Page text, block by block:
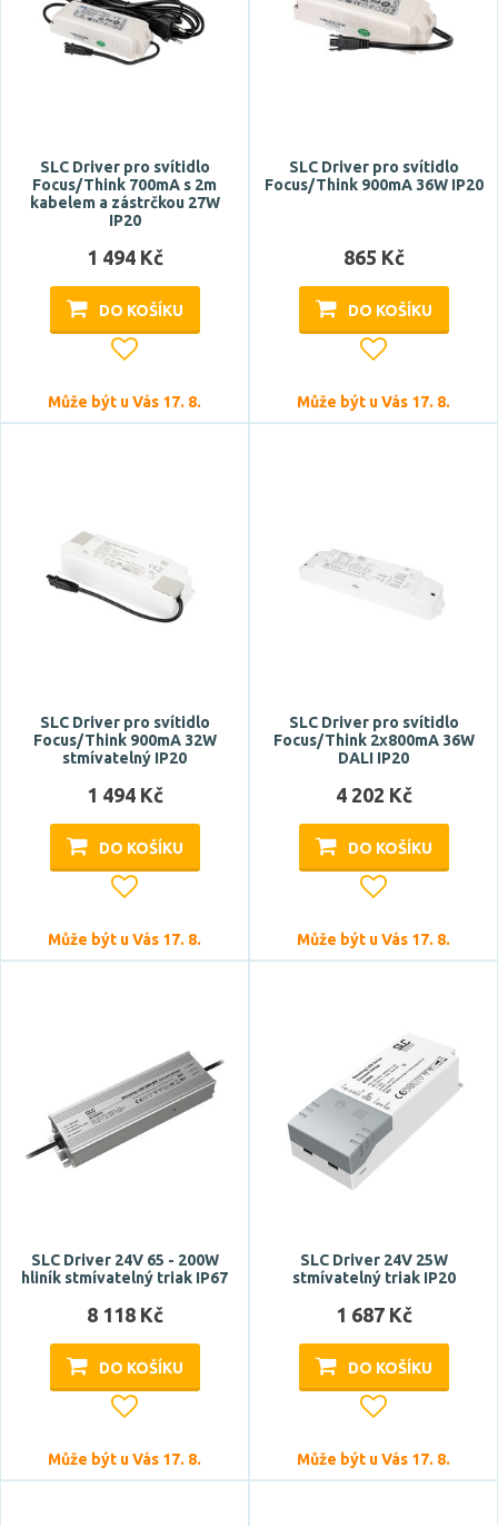
SLC Driver pro svítidlo
Focus/Think 700mA s 2m
kabelem a zástrčkou 27W
IP20
1 494 Kč
DO KOŠÍKU
Může být u Vás 17. 8.
SLC Driver pro svítidlo
Focus/Think 900mA 36W IP20
865 Kč
DO KOŠÍKU
Může být u Vás 17. 8.
SLC Driver pro svítidlo
Focus/Think 900mA 32W
stmívatelný IP20
1 494 Kč
DO KOŠÍKU
Může být u Vás 17. 8.
SLC Driver pro svítidlo
Focus/Think 2x800mA 36W
DALI IP20
4 202 Kč
DO KOŠÍKU
Může být u Vás 17. 8.
SLC Driver 24V 65 - 200W
hliník stmívatelný triak IP67
8 118 Kč
DO KOŠÍKU
Může být u Vás 17. 8.
SLC Driver 24V 25W
stmívatelný triak IP20
1 687 Kč
DO KOŠÍKU
Může být u Vás 17. 8.